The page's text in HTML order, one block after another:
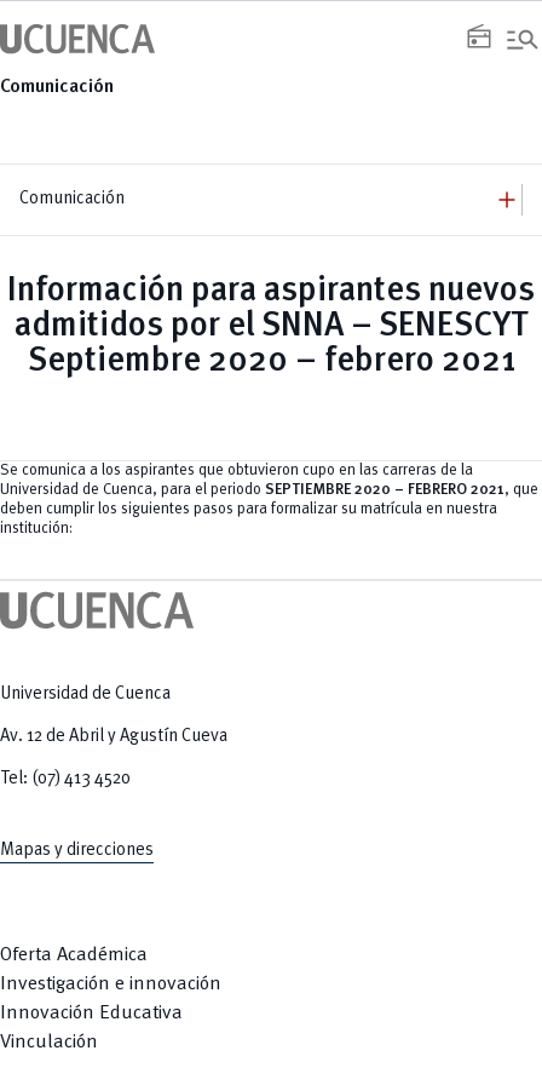
al
contenido
radio manage_search
Comunicación
Comunicación add
Servicios
Congresos
add
Arquitectura
Artes y Humanidades
C. Sociales, Periodismo, Información y Derecho; Administración y Servicios
C.Sociales
Educación
INgenieriaIndustria y Construcción
Ingenierías
Ingenierías, Tecnologías, Arquitectura, y Agropecuarias
Salud Humana y Bienestar
Noticias
add
ACORDES
Admisión
Epicentro de innovación
Género
Gestión
Innovación
Posgrados
Radio Universitaria
Salud
Sostenibilidad
Eventos
Academia
Gestión
Innovación
Investigación
Vinculación
Información para aspirantes nuevos
admitidos por el SNNA – SENESCYT
Septiembre 2020 – febrero 2021
Se comunica a los aspirantes que obtuvieron cupo en las carreras de la
Universidad de Cuenca, para el periodo SEPTIEMBRE 2020 – FEBRERO 2021, que
deben cumplir los siguientes pasos para formalizar su matrícula en nuestra
institución:
Universidad de Cuenca
Av. 12 de Abril y Agustín Cueva
Tel: (07) 413 4520
Mapas y direcciones
Oferta Académica
Investigación e innovación
Innovación Educativa
Vinculación